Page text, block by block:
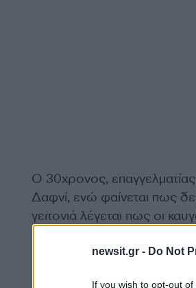
newsit.gr - Do Not
If you wish to opt-out
Ο 30χρονος,
Δαφνί, ενώ φαίνεται πως
γειτονιά λέγεται πως οι